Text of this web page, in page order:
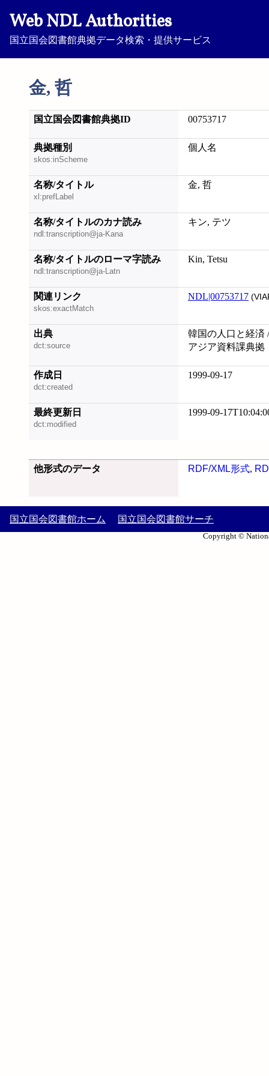
Web NDL Authorities
国立国会図書館典拠データ検索・提供サービス
金, 哲
国立国会図書館典拠ID 00753717
典拠種別
skos:inScheme
個人名
名称/タイトル
xl:prefLabel
金, 哲
名称/タイトルのカナ読み
ndl:transcription@ja-Kana
キン, テツ
名称/タイトルのローマ字読み
ndl:transcription@ja-Latn
Kin, Tetsu
関連リンク
skos:exactMatch
NDL|00753717
出典
dct:source
韓国の人口と経済
アジア資料課典拠
作成日
dct:created
1999-09-17
最終更新日
dct:modified
1999-09-
他形式のデータ RDF/XML形式,
国立国会図書館ホーム 国立国会図書館サーチ
Copyright ©